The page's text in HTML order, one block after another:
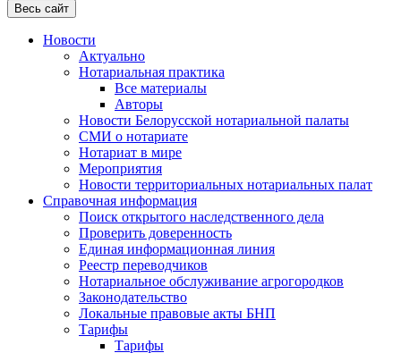
Весь сайт
Новости
Актуально
Нотариальная практика
Все материалы
Авторы
Новости Белорусской нотариальной палаты
СМИ о нотариате
Нотариат в мире
Мероприятия
Новости территориальных нотариальных палат
Справочная информация
Поиск открытого наследственного дела
Проверить доверенность
Единая информационная линия
Реестр переводчиков
Нотариальное обслуживание агрогородков
Законодательство
Локальные правовые акты БНП
Тарифы
Тарифы